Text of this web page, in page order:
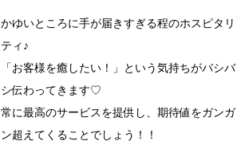
かゆいところに手が届きすぎる程のホスピタリ
ティ♪
「お客様を癒したい！」という気持ちがバシバ
シ伝わってきます♡
常に最高のサービスを提供し、期待値をガンガ
ン超えてくることでしょう！！